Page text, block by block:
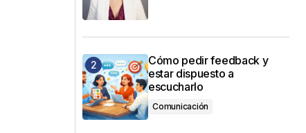
Cómo pedir feedback y
estar dispuesto a
escucharlo
Comunicación